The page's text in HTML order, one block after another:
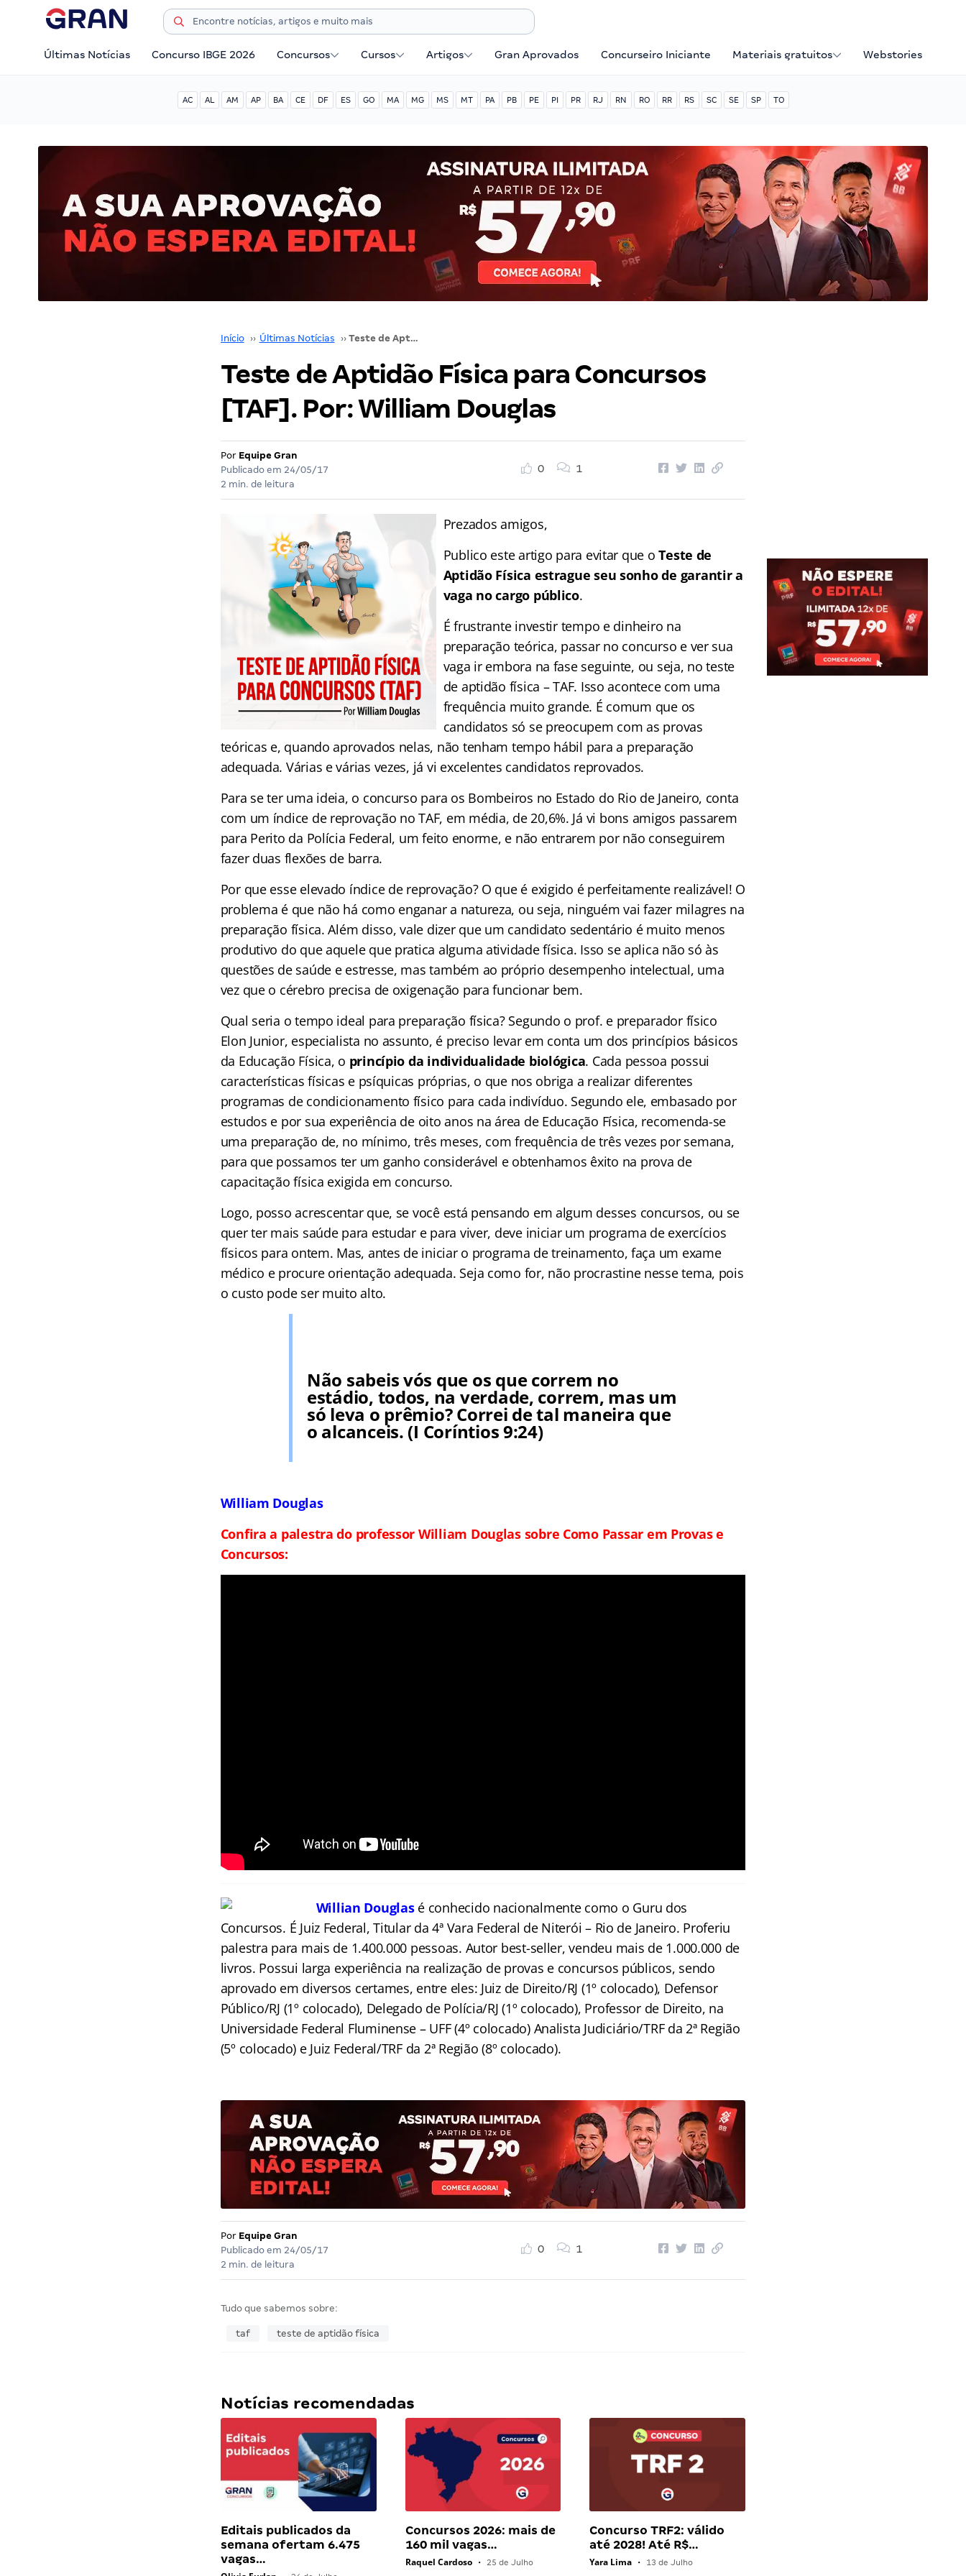
Últimas Notícias Concurso IBGE 2026 Concursos Cursos Artigos Gran Aprovados Concurseiro Iniciante Materiais gratuitos Webstories
AC AL AM AP BA CE DF ES GO MA MG MS MT PA PB PE PI PR RJ RN RO RR RS SC SE SP TO
Início ›› Últimas Notícias ›› Teste de Aptidão Física para Concursos [TAF]. Por: William Douglas
Teste de Aptidão Física para Concursos
[TAF]. Por: William Douglas
Por Equipe Gran
Publicado em 24/05/17
2 min. de leitura
0 1
Prezados amigos,
Publico este artigo para evitar que oTeste de
Aptidão Física estrague seu sonho de garantir a
vaga no cargo público.
É frustrante investir tempo e dinheiro na
preparação teórica, passar no concurso e ver sua
vaga ir embora na fase seguinte, ou seja, no teste
de aptidão física – TAF. Isso acontece com uma
frequência muito grande. É comum que os
candidatos só se preocupem com as provas
teóricas e, quando aprovados nelas, não tenham tempo hábil para a preparação
adequada. Várias e várias vezes, já vi excelentes candidatos reprovados.
Para se ter uma ideia, o concurso para os Bombeiros no Estado do Rio de Janeiro, conta
com um índice de reprovação no TAF, em média, de 20,6%. Já vi bons amigos passarem
para Perito da Polícia Federal, um feito enorme, e não entrarem por não conseguirem
fazer duas flexões de barra.
Por que esse elevado índice de reprovação? O que é exigido é perfeitamente realizável! O
problema é que não há como enganar a natureza, ou seja, ninguém vai fazer milagres na
preparação física. Além disso, vale dizer que um candidato sedentário é muito menos
produtivo do que aquele que pratica alguma atividade física. Isso se aplica não só às
questões de saúde e estresse, mas também ao próprio desempenho intelectual, uma
vez que o cérebro precisa de oxigenação para funcionar bem.
Qual seria o tempo ideal para preparação física? Segundo o prof. e preparador físico
Elon Junior, especialista no assunto, é preciso levar em conta um dos princípios básicos
da Educação Física, o princípio da individualidade biológica. Cada pessoa possui
características físicas e psíquicas próprias, o que nos obriga a realizar diferentes
programas de condicionamento físico para cada indivíduo. Segundo ele, embasado por
estudos e por sua experiência de oito anos na área de Educação Física, recomenda-se
uma preparação de, no mínimo, três meses, com frequência de três vezes por semana,
para que possamos ter um ganho considerável e obtenhamos êxito na prova de
capacitação física exigida em concurso.
Logo, posso acrescentar que, se você está pensando em algum desses concursos, ou se
quer ter mais saúde para estudar e para viver, deve iniciar um programa de exercícios
físicos para ontem. Mas, antes de iniciar o programa de treinamento, faça um exame
médico e procure orientação adequada. Seja como for, não procrastine nesse tema, pois
o custo pode ser muito alto.
Não sabeis vós que os que correm no
estádio, todos, na verdade, correm, mas um
só leva o prêmio? Correi de tal maneira que
o alcanceis. (I Coríntios 9:24)
William Douglas
Confira a palestra do professor William Douglas sobre Como Passar em Provas e
Concursos:
Willian Douglas é conhecido nacionalmente como o Guru dos
Concursos. É Juiz Federal, Titular da 4ª Vara Federal de Niterói – Rio de Janeiro. Proferiu
palestra para mais de 1.400.000 pessoas. Autor best-seller, vendeu mais de 1.000.000 de
livros. Possui larga experiência na realização de provas e concursos públicos, sendo
aprovado em diversos certames, entre eles: Juiz de Direito/RJ (1º colocado), Defensor
Público/RJ (1º colocado), Delegado de Polícia/RJ (1º colocado), Professor de Direito, na
Universidade Federal Fluminense – UFF (4º colocado) Analista Judiciário/TRF da 2ª Região
(5º colocado) e Juiz Federal/TRF da 2ª Região (8º colocado).
Por Equipe Gran
Publicado em 24/05/17
2 min. de leitura
0 1
Tudo que sabemos sobre:
taf teste de aptidão física
Notícias recomendadas
Editais publicados da
semana ofertam 6.475
vagas…
Concursos 2026: mais de
160 mil vagas…
Raquel Cardoso • 25 de Julho
Concurso TRF2: válido
até 2028! Até R$…
Yara Lima • 13 de Julho